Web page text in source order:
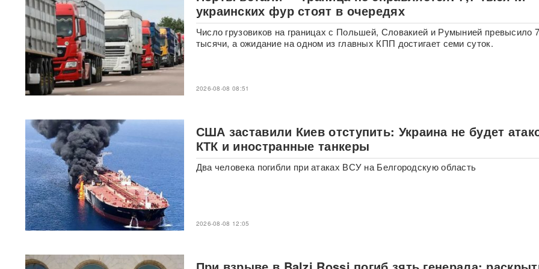
операция РФ в обход ЕС
началась: флотилия везет
груз на $500 млн
Физики впервые
зафиксировали
«отрицательное время»
"будильник" для ВСУ: ВС РФ
ударили по Одессе и
ЗапорожьюВИДЕО
Зеленский объявил о
«специальной санкционной
операции» против России
Иск о снятии «Яблока» с
выборов обосновали фото
ChatGPT
украинских фур стоят в очередях
Число грузовиков на границах с Польшей, Словакией и Румынией превысило
тысячи, а ожидание на одном из главных КПП достигает семи суток.
2026-08-08 08:51
США заставили Киев отступить: Украина не будет
КТК и иностранные танкеры
Два человека погибли при атаках ВСУ на Белгородскую область
2026-08-08 12:05